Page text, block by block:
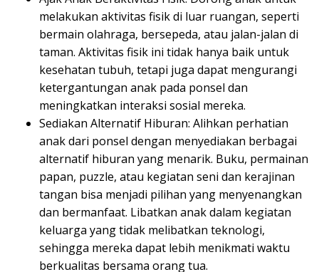
melakukan aktivitas fisik di luar ruangan, seperti
bermain olahraga, bersepeda, atau jalan-jalan di
taman. Aktivitas fisik ini tidak hanya baik untuk
kesehatan tubuh, tetapi juga dapat mengurangi
ketergantungan anak pada ponsel dan
meningkatkan interaksi sosial mereka.
Sediakan Alternatif Hiburan: Alihkan perhatian
anak dari ponsel dengan menyediakan berbagai
alternatif hiburan yang menarik. Buku, permainan
papan, puzzle, atau kegiatan seni dan kerajinan
tangan bisa menjadi pilihan yang menyenangkan
dan bermanfaat. Libatkan anak dalam kegiatan
keluarga yang tidak melibatkan teknologi,
sehingga mereka dapat lebih menikmati waktu
berkualitas bersama orang tua.